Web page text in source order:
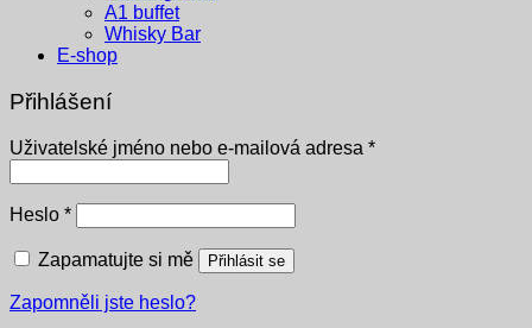
A1 buffet
Whisky Bar
E-shop
Přihlášení
Uživatelské jméno nebo e-mailová adresa *Povinné
Heslo *Povinné
Zapamatujte si mě Přihlásit se
Zapomněli jste heslo?